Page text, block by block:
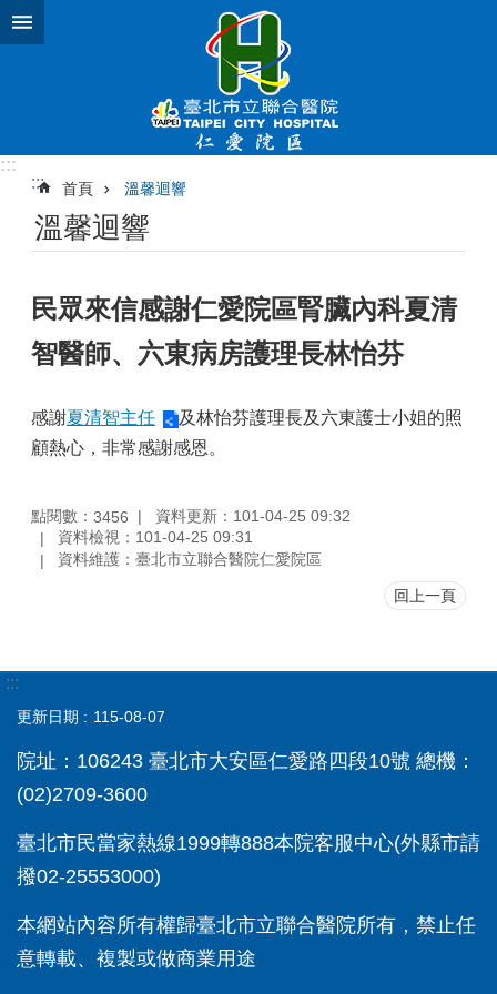
跳到主要內容區塊
:::
:::
首頁 溫馨迴響
溫馨迴響
民眾來信感謝仁愛院區腎臟內科夏清
智醫師、六東病房護理長林怡芬
感謝夏清智主任
及林怡芬護理長及六東護士小姐的照
顧熱心，非常感謝感恩。
點閱數： 3456
資料更新：101-04-25 09:32
資料檢視：101-04-25 09:31
資料維護：臺北市立聯合醫院仁愛院區
回上一頁
:::
更新日期 115-08-07
院址：106243 臺北市大安區仁愛路四段10號 總機：
(02)2709-3600
臺北市民當家熱線1999轉888本院客服中心(外縣市請
撥02-25553000)
本網站內容所有權歸臺北市立聯合醫院所有，禁止任
意轉載、複製或做商業用途